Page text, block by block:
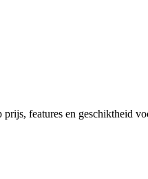
prijs, features en geschiktheid